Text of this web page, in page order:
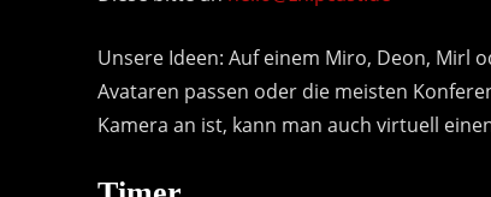
Unsere Ideen: Auf einem Miro, Deon, Mirl
Avataren passen oder die meisten
Kamera an ist, kann man auch virtuell